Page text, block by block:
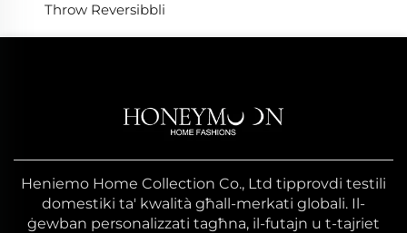
Throw Reversibbli
Heniemo Home Collection Co., Ltd tipprovdi testili
domestiki ta' kwalità għall-merkati globali. Il-
ġewban personalizzati tagħna, il-futajn u t-tajriet